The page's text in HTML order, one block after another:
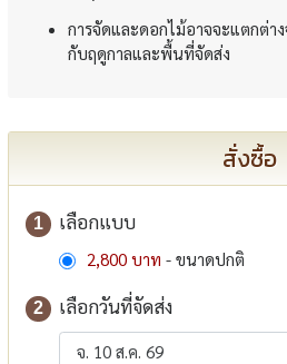
การจัดและดอกไม้อาจจะแตกต่า
กับฤดูกาลและพื้นที่จัดส่ง
สั่งซื้อ
1 เลือกแบบ
2,800 บาท - ขนาดปกติ
2 เลือกวันที่จัดส่ง